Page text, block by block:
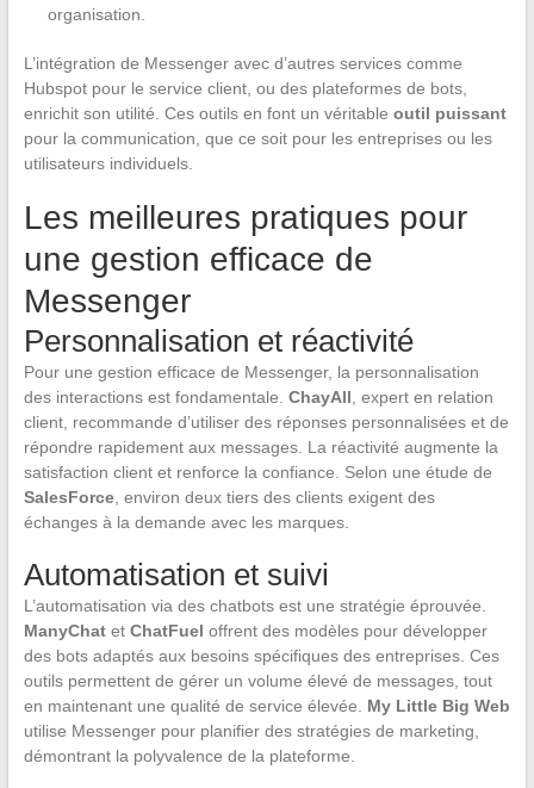
organisation.
L’intégration de Messenger avec d’autres services comme
Hubspot pour le service client, ou des plateformes de bots,
enrichit son utilité. Ces outils en font un véritable outil puissant
pour la communication, que ce soit pour les entreprises ou les
utilisateurs individuels.
Les meilleures pratiques pour
une gestion efficace de
Messenger
Personnalisation et réactivité
Pour une gestion efficace de Messenger, la personnalisation
des interactions est fondamentale. ChayAll , expert en relation
client, recommande d’utiliser des réponses personnalisées et de
répondre rapidement aux messages. La réactivité augmente la
satisfaction client et renforce la confiance. Selon une étude de
SalesForce, environ deux tiers des clients exigent des
échanges à la demande avec les marques.
Automatisation et suivi
L’automatisation via des chatbots est une stratégie éprouvée.
ManyChatet ChatFuel offrent des modèles pour développer
des bots adaptés aux besoins spécifiques des entreprises. Ces
outils permettent de gérer un volume élevé de messages, tout
en maintenant une qualité de service élevée. My Little Big Web
utilise Messenger pour planifier des stratégies de marketing,
démontrant la polyvalence de la plateforme.